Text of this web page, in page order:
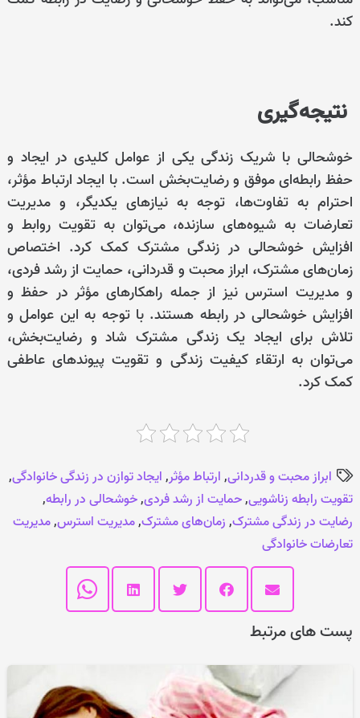
کند.
نتیجه‌گیری
خوشحالی با شریک زندگی یکی از عوامل کلیدی در ایجاد و
حفظ رابطه‌ای موفق و رضایت‌بخش است. با ایجاد ارتباط مؤثر،
احترام به تفاوت‌ها، توجه به نیازهای یکدیگر، و مدیریت
تعارضات به شیوه‌های سازنده، می‌توان به تقویت روابط و
افزایش خوشحالی در زندگی مشترک کمک کرد. اختصاص
زمان‌های مشترک، ابراز محبت و قدردانی، حمایت از رشد فردی،
و مدیریت استرس نیز از جمله راهکارهای مؤثر در حفظ و
افزایش خوشحالی در رابطه هستند. با توجه به این عوامل و
تلاش برای ایجاد یک زندگی مشترک شاد و رضایت‌بخش،
می‌توان به ارتقاء کیفیت زندگی و تقویت پیوندهای عاطفی
کمک کرد.
ابراز محبت و قدردانی,ارتباط مؤثر,ایجاد توازن در زندگی خانوادگی,
تقویت رابطه زناشویی,حمایت از رشد فردی,خوشحالی در رابطه,
رضایت در زندگی مشترک,زمان‌های مشترک,مدیریت استرس,مدیریت
تعارضات خانوادگی
پست های مرتبط